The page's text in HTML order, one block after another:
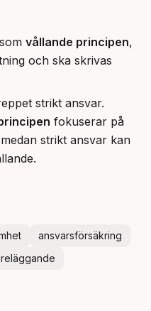
vållande principen,
och ska skrivas
strikt ansvar.
fokuserar på
strikt ansvar kan
ansvarsförsäkring